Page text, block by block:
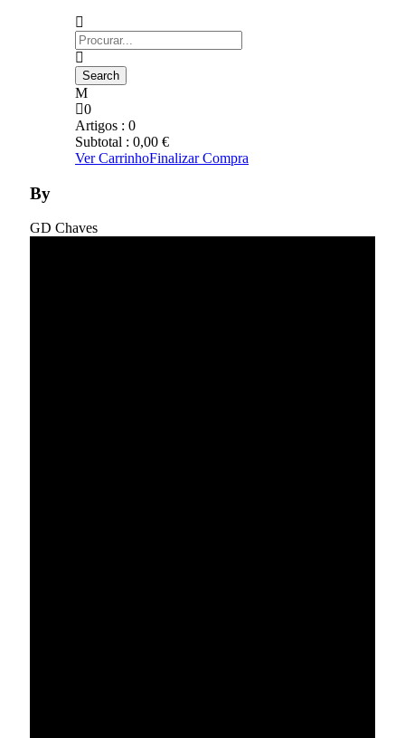
0
Artigos : 0
Subtotal : 0,00 €
Ver CarrinhoFinalizar Compra
By
GD Chaves